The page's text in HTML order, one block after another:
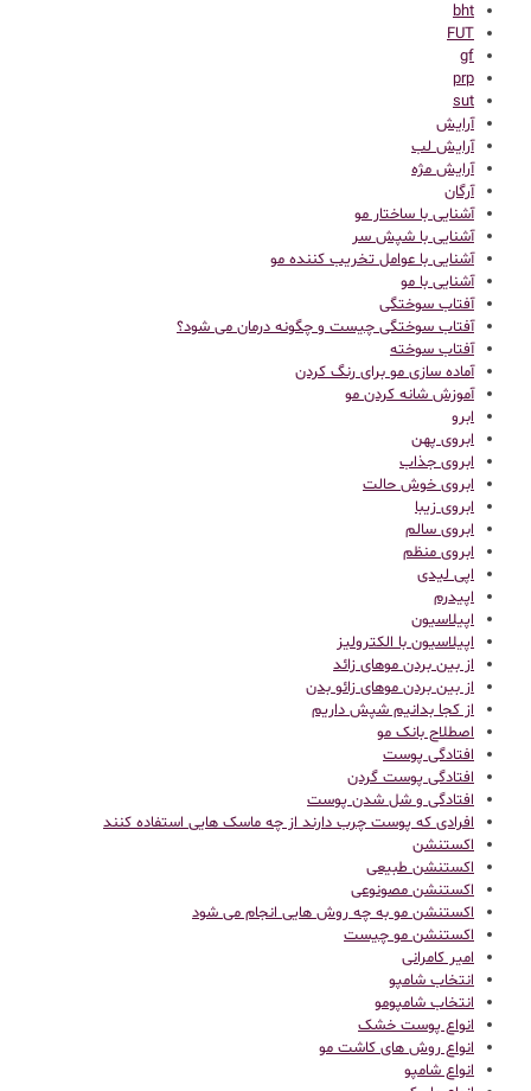
bht
FUT
gf
prp
sut
آرایش
آرایش لب
آرایش مژه
آرگان
آشنایی با ساختار مو
آشنایی با شپش سر
آشنایی با عوامل تخریب کننده مو
آشنایی با مو
آفتاب سوختگی
آفتاب سوختگی چیست و چگونه درمان می شود؟
آفتاب سوخته
آماده سازی مو برای رنگ کردن
آموزش شانه کردن مو
ابرو
ابروی پهن
ابروی جذاب
ابروی خوش حالت
ابروی زیبا
ابروی سالم
ابروی منظم
اپی لیدی
اپیدرم
اپیلاسیون
اپیلاسیون با الکترولیز
از بین بردن موهای زائد
از بین بردن موهای زائو بدن
از کجا بدانیم شپش داریم
اصطلاح بانک مو
افتادگی پوست
افتادگی پوست گردن
افتادگی و شل شدن پوست
افرادی که پوست چرب دارند از چه ماسک هایی استفاده کنند
اکستنشن
اکستنشن طبیعی
اکستنشن مصونوعی
اکستنشن مو به چه روش هایی انجام می شود
اکستنشن مو چیست
امیر کامرانی
انتخاب شامپو
انتخاب شامپومو
انواع پوست خشک
انواع روش های کاشت مو
انواع شامپو